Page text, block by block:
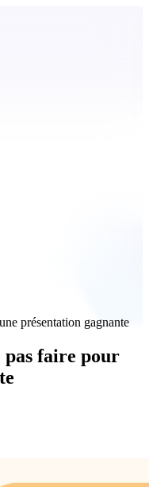
présentation gagnante
pas faire pour